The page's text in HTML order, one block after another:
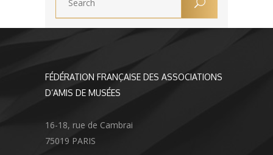
FÉDÉRATION FRANÇAISE DES ASSOCIATIONS
D’AMIS DE MUSÉES
16-18, rue de Cambrai
75019 PARIS